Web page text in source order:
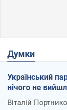
Думки
Український
нічого не
Віталій